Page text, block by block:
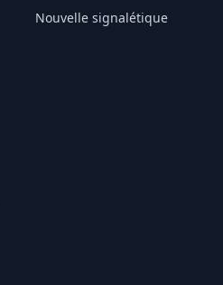
Nouvelle signalétique